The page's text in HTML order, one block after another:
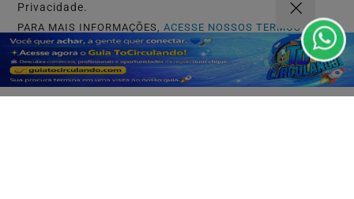
Privacidade.
PARA MAIS INFORMAÇÕES,ACESSE NOSSOS TERMOS
CLICANDO AQUI
PROSSEGUIR